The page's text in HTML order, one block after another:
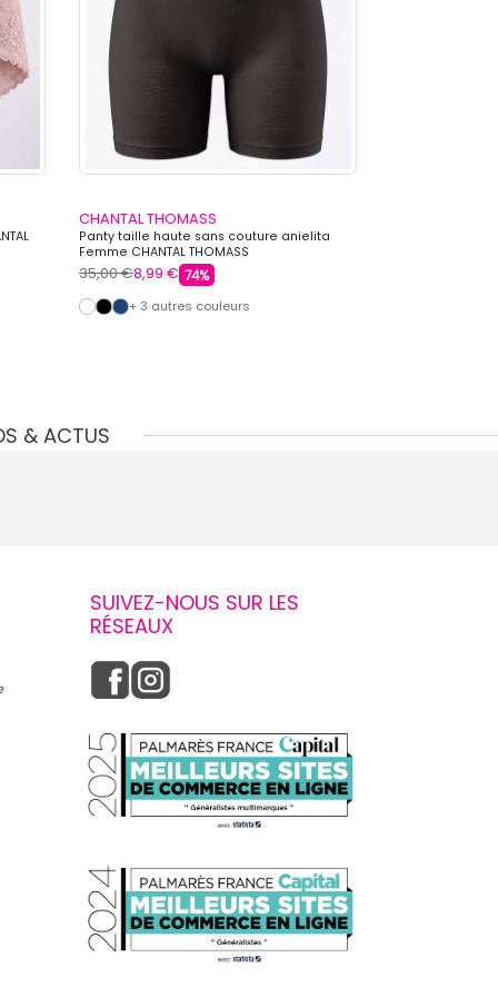
CHANTAL THOMASS
Panty taille haute sans couture anielita
Femme CHANTAL THOMASS
35,00 €8,99 € 74%
+ 3 autres couleurs
& ACTUS
SUIVEZ-NOUS SUR LES
RÉSEAUX